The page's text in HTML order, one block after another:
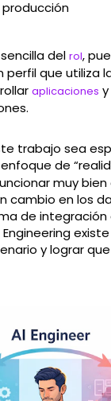
del rol,
perfil que utiliza
aplicaciones
trabajo sea
de
muy bien
cambio en los
de
Engineering
y lograr